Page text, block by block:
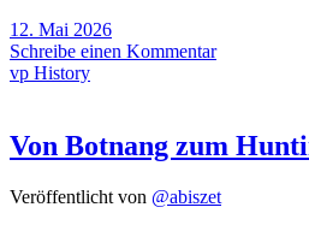
12. Mai 2026
Schreibe einen Kommentar
vp History
Von Botnang zum
Veröffentlicht von @abiszet